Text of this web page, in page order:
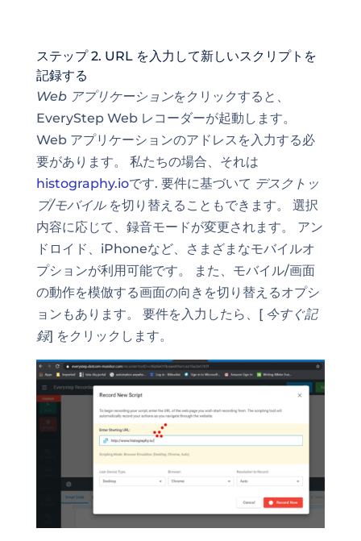
ステップ 2. URL を入力して新しいスクリプトを
記録する
Web アプリケーションをクリックすると、
EveryStep Web レコーダーが起動します。
Web アプリケーションのアドレスを入力する必
要があります。 私たちの場合、それは
histography.ioです. 要件に基づいて デスクトッ
プ/モバイルを切り替えることもできます。 選択
内容に応じて、録音モードが変更されます。 アン
ドロイド 、iPhoneなど、さまざまなモバイルオ
プションが利用可能です。 また、モバイル/画面
の動作を模倣する画面の向きを切り替えるオプシ
ョンもあります。 要件を入力したら、[ 今すぐ記
録] をクリックします。